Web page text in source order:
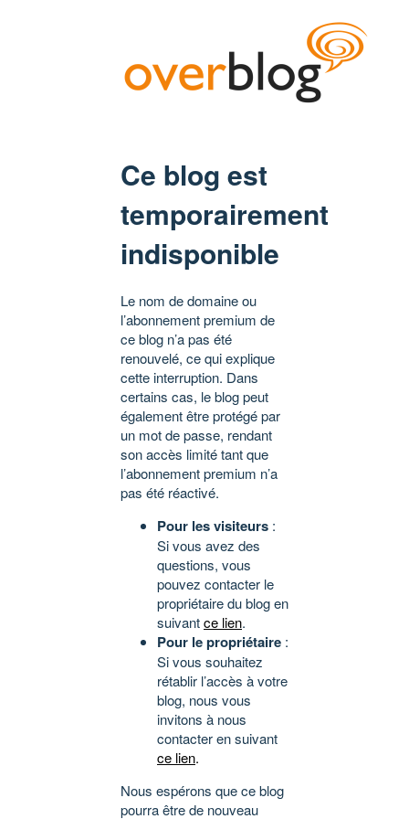
Ce blog est
temporairement
indisponible
Le nom de domaine ou
l’abonnement premium de
ce blog n’a pas été
renouvelé, ce qui explique
cette interruption. Dans
certains cas, le blog peut
également être protégé par
un mot de passe, rendant
son accès limité tant que
l’abonnement premium n’a
pas été réactivé.
Pour les visiteurs :
Si vous avez des
questions, vous
pouvez contacter le
propriétaire du blog en
suivantce lien.
Pour le propriétaire :
Si vous souhaitez
rétablir l’accès à votre
blog, nous vous
invitons à nous
contacter en suivant
ce lien.
Nous espérons que ce blog
pourra être de nouveau